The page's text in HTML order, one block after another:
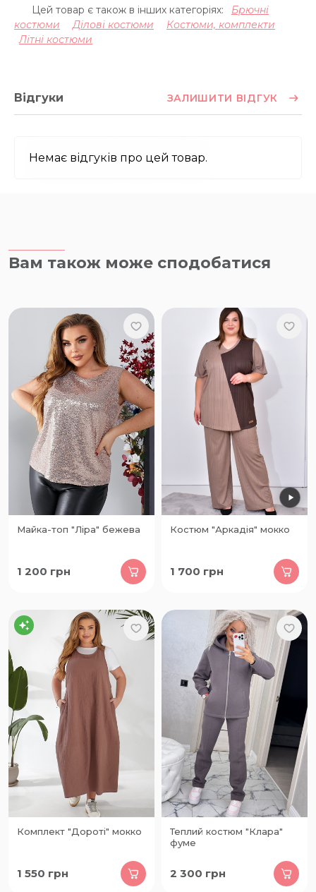
Цей товар є також в інших категоріях:
Брючні
костюми
Ділові костюми
Костюми, комплекти
Літні костюми
Відгуки ЗАЛИШИТИ ВІДГУК
Немає відгуків про цей товар.
Вам також може сподобатися
Майка-топ "Ліра" бежева
1 200 грн
Костюм "Аркадія" мокко
1 700 грн
Комплект "Дороті" мокко
1 550 грн
Теплий костюм "Клара"
фуме
2 300 грн